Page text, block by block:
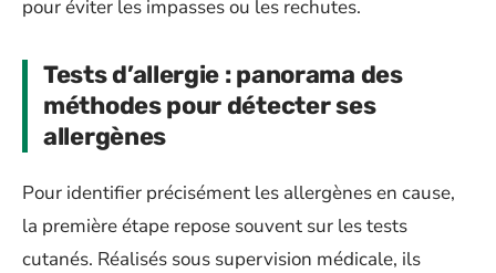
pour éviter les impasses ou les rechutes.
Tests d’allergie : panorama des
méthodes pour détecter ses
allergènes
Pour identifier précisément les allergènes en cause,
la première étape repose souvent sur les tests
cutanés. Réalisés sous supervision médicale, ils